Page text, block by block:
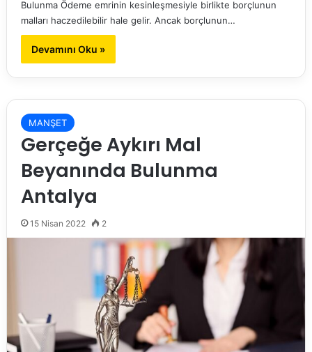
Bulunma Ödeme emrinin kesinleşmesiyle birlikte borçlunun
malları haczedilebilir hale gelir. Ancak borçlunun…
Devamını Oku »
MANŞET
Gerçeğe Aykırı Mal
Beyanında Bulunma
Antalya
15 Nisan 2022 2